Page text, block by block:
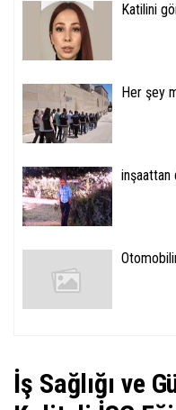
Katilini
Her şey
inşaattan
İş Sağlığı ve